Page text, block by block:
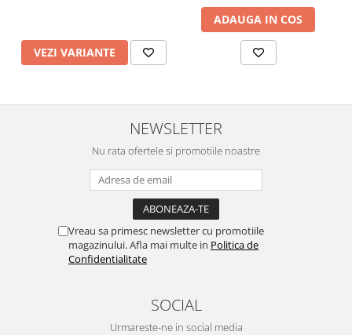
VEZI VARIANTE
ADAUGA IN COS
NEWSLETTER
Nu rata ofertele si promotiile noastre
Vreau sa primesc newsletter cu promotiile
magazinului. Afla mai multe in Politica de
Confidentialitate
SOCIAL
Urmareste-ne in social media